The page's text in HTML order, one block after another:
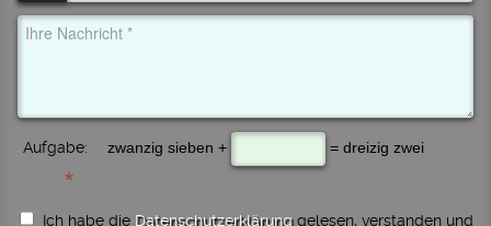
Aufgabe: zwanzig sieben + = dreizig zwei
Ich habe die Datenschutzerklärunggelesen, verstanden und